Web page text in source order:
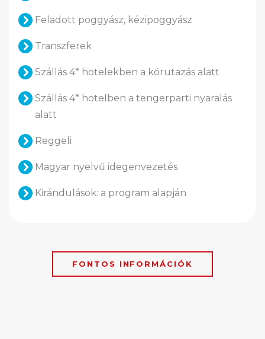
Feladott poggyász, kézipoggyász
Transzferek
Szállás 4* hotelekben a körutazás alatt
Szállás 4* hotelben a tengerparti nyaralás
alatt
Reggeli
Magyar nyelvű idegenvezetés
Kirándulások: a program alapján
FONTOS INFORMÁCIÓK